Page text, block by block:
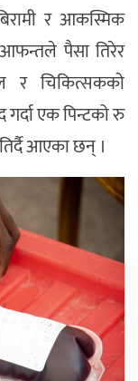
र आकस्मिक
आफन्तले पैसा तिरेर
र चिकित्सकको
गर्दा एक पिन्टको रु
आएका छन् ।